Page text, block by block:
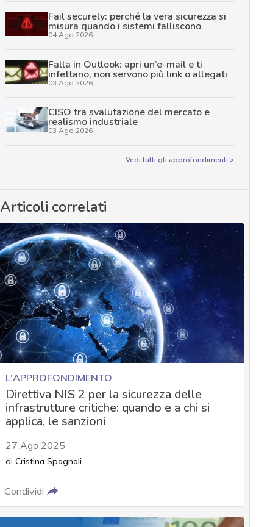
Fail securely: perché la vera sicurezza si
misura quando i sistemi falliscono
04 Ago 2026
Falla in Outlook: apri un’e-mail e ti
infettano, non servono più link o allegati
03 Ago 2026
CISO tra svalutazione del mercato e
realismo industriale
03 Ago 2026
Vedi tutti gli approfondimenti >
Articoli correlati
L'APPROFONDIMENTO
Direttiva NIS 2 per la sicurezza delle
infrastrutture critiche: quando e a chi si
applica, le sanzioni
27 Ago 2025
di Cristina Spagnoli
Condividi